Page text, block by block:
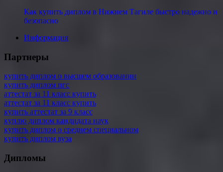
Как купить диплом в Нижнем Тагиле быстро надежно и
безопасно
Информация
Партнеры
купить диплом о высшем образовании
купить диплом пгс
аттестат за 11 класс купить
аттестат за 11 класс купить
купить аттестат за 9 класс
куплю диплом кандидата наук
купить диплом о среднем специальном
купить диплом вуза
Дипломы